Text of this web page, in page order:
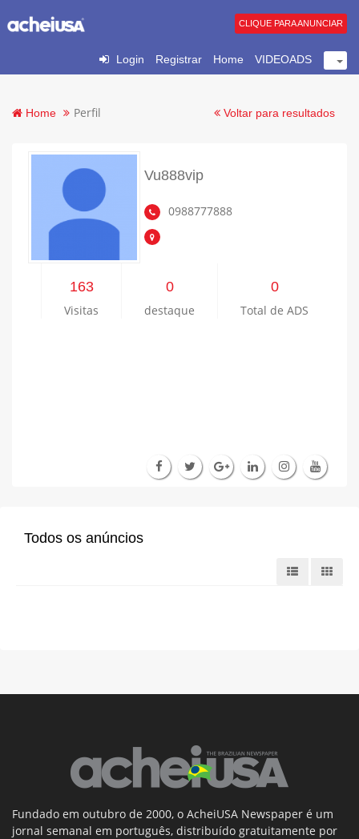
Login Registrar Home VIDEOADS
CLIQUE PARA ANUNCIAR
Home Perfil Voltar para resultados
Vu888vip
0988777888
163
Visitas
0
destaque
0
Total de ADS
Todos os anúncios
Fundado em outubro de 2000, o AcheiUSA Newspaper é um
jornal semanal em português, distribuído gratuitamente por